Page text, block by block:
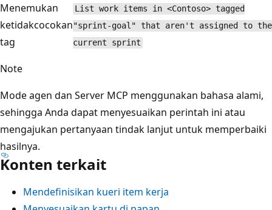
Menemukan
ketidakcocokan
tag
List work items in <Contoso> tagged
"sprint-goal" that aren't assigned to the
current sprint
Note
Mode agen dan Server MCP menggunakan bahasa alami,
sehingga Anda dapat menyesuaikan perintah ini atau
mengajukan pertanyaan tindak lanjut untuk memperbaiki
hasilnya.
Konten terkait
Mendefinisikan kueri item kerja